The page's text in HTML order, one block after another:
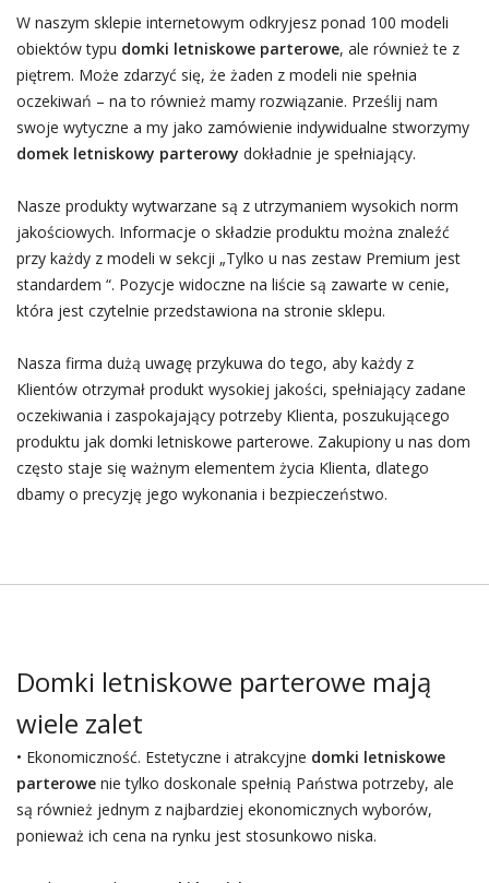
W naszym sklepie internetowym odkryjesz ponad 100 modeli
obiektów typu domki letniskowe parterowe, ale również te z
piętrem. Może zdarzyć się, że żaden z modeli nie spełnia
oczekiwań – na to również mamy rozwiązanie. Prześlij nam
swoje wytyczne a my jako zamówienie indywidualne stworzymy
domek letniskowy parterowy dokładnie je spełniający.
Nasze produkty wytwarzane są z utrzymaniem wysokich norm
jakościowych. Informacje o składzie produktu można znaleźć
przy każdy z modeli w sekcji „Tylko u nas zestaw Premium jest
standardem “. Pozycje widoczne na liście są zawarte w cenie,
która jest czytelnie przedstawiona na stronie sklepu.
Nasza firma dużą uwagę przykuwa do tego, aby każdy z
Klientów otrzymał produkt wysokiej jakości, spełniający zadane
oczekiwania i zaspokajający potrzeby Klienta, poszukującego
produktu jak domki letniskowe parterowe. Zakupiony u nas dom
często staje się ważnym elementem życia Klienta, dlatego
dbamy o precyzję jego wykonania i bezpieczeństwo.
Domki letniskowe parterowe mają
wiele zalet
• Ekonomiczność. Estetyczne i atrakcyjne domki letniskowe
parterowenie tylko doskonale spełnią Państwa potrzeby, ale
są również jednym z najbardziej ekonomicznych wyborów,
ponieważ ich cena na rynku jest stosunkowo niska.